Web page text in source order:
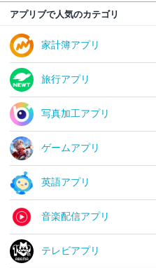
アプリブで人気のカテゴリ
家計簿アプリ
旅行アプリ
写真加工アプリ
ゲームアプリ
英語アプリ
音楽配信アプリ
テレビアプリ